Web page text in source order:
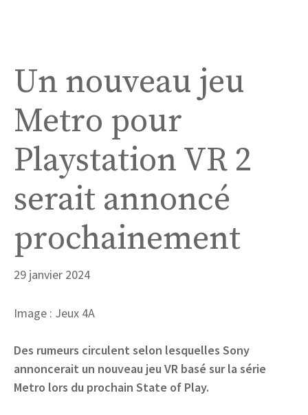
Un nouveau jeu
Metro pour
Playstation VR 2
serait annoncé
prochainement
29 janvier 2024
Image : Jeux 4A
Des rumeurs circulent selon lesquelles Sony
annoncerait un nouveau jeu VR basé sur la série
Metro lors du prochain State of Play.